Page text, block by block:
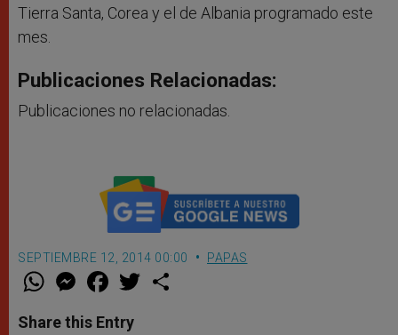
Tierra Santa, Corea y el de Albania programado este
mes.
Publicaciones Relacionadas:
Publicaciones no relacionadas.
SEPTIEMBRE 12, 2014 00:00 PAPAS
W
t
s
M
e
s
e
F
a
e
b
w
Share this Entry